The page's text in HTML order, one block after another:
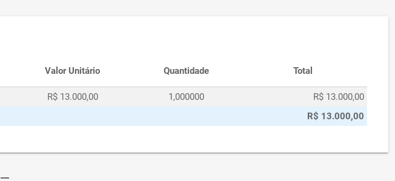
Valor Unitário Quantidade Total
R$ 13.000,00 1,000000
R$ 13.000,00
R$ 13.000,00
remove